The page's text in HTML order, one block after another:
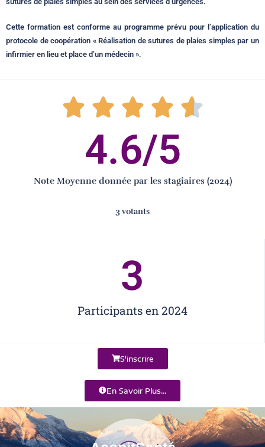
Cette formation est conforme au programme prévu pour l’application du
protocole de coopération « Réalisation de sutures de plaies simples par un
infirmier en lieu et place d’un médecin ».
Participants en 2024
3
Note Moyenne donnée par les stagiaires (2024)
4.6/5
3 votants
S'inscrire
En Savoir Plus...